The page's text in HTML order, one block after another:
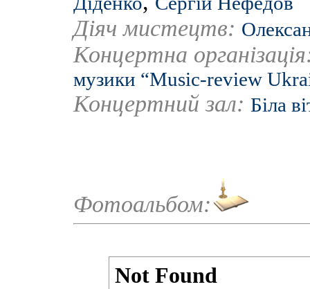
Діяч мистецтв:
Концертна
музики “Music-review
Концертний зал: Біла
Фотоальбом: